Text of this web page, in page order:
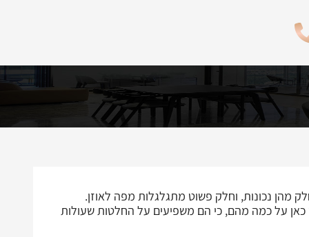
מהן נכונות, וחלק פשוט מתגלגלות מפה לאוזן.
כאן על כמה מהם, כי הם משפיעים על החלטות שעולות